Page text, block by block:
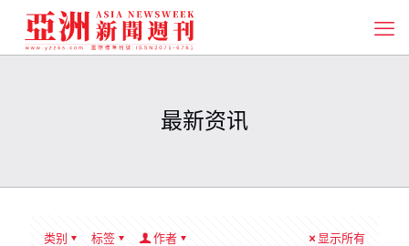
最新资讯
类别 标签 作者 显示所有